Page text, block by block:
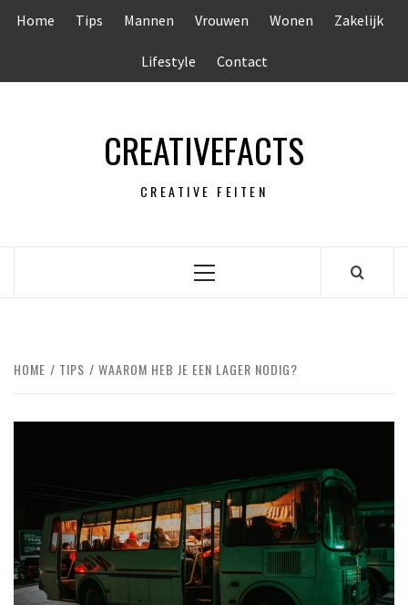
Home Tips Mannen Vrouwen Wonen Zakelijk
Lifestyle Contact
CREATIVEFACTS
CREATIVE FEITEN
Primair
HOME TIPS WAAROM HEB JE EEN LAGER NODIG?